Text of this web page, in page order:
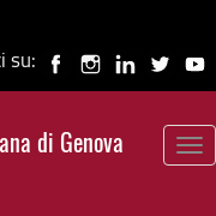
su:
di Genova